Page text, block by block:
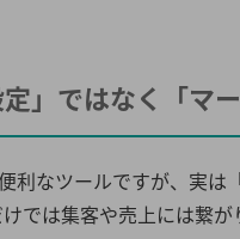
」ではなく「マ
利なツールですが、実
では集客や売上には繋が